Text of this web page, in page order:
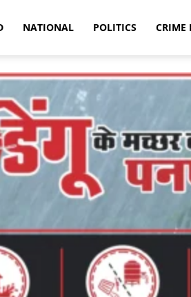
NATIONAL POLITICS CRIME